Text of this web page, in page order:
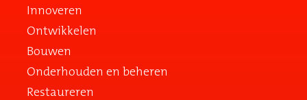
Innoveren
Ontwikkelen
Bouwen
Onderhouden en beheren
Restaureren